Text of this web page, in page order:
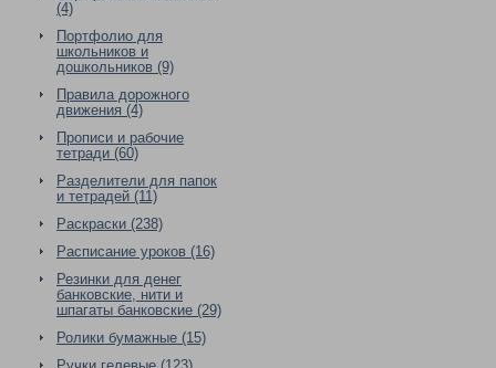
(4)
Портфолио для
школьников и
дошкольников (9)
Правила дорожного
движения (4)
Прописи и рабочие
тетради (60)
Разделители для папок
и тетрадей (11)
Раскраски (238)
Расписание уроков (16)
Резинки для денег
банковские, нити и
шпагаты банковские (29)
Ролики бумажные (15)